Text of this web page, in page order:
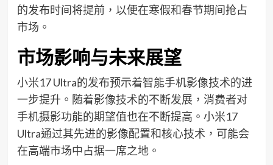
的发布时间将提前，以便在寒假和春节期间抢占
市场。
市场影响与未来展望
小米17 Ultra的发布预示着智能手机影像技术的进
一步提升。随着影像技术的不断发展，消费者对
手机摄影功能的期望值也在不断提高。小米17
Ultra通过其先进的影像配置和核心技术，可能会
在高端市场中占据一席之地。